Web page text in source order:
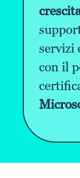
servizi
con il